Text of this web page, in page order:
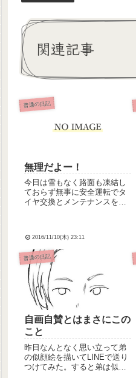
関連記事
普通の日記
無理だよー！
今日は雪もなく路面も凍結し
ておらず無事に安全運転でタ
イヤ交換とメンテナンスを受
が…頑張ろう、やるっきゃな
いんじゃ…戦わなければ 勝て
ないうわーん！｡ﾟヽ（ﾟ｀Д´...
2016/11/10(木) 23:11
普通の日記
自画自賛とはまさにこの
こと
昨日なんとなく思い立って弟
の似顔絵を描いてLINEで送り
つけてみた。すると弟は似顔